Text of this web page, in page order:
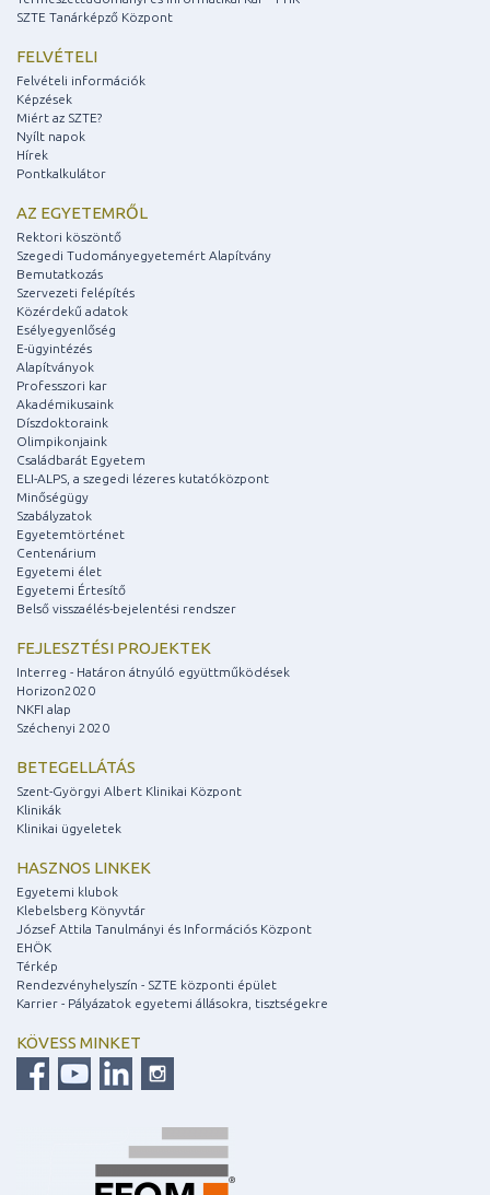
SZTE Tanárképző Központ
FELVÉTELI
Felvételi információk
Képzések
Miért az SZTE?
Nyílt napok
Hírek
Pontkalkulátor
AZ EGYETEMRŐL
Rektori köszöntő
Szegedi Tudományegyetemért Alapítvány
Bemutatkozás
Szervezeti felépítés
Közérdekű adatok
Esélyegyenlőség
E-ügyintézés
Alapítványok
Professzori kar
Akadémikusaink
Díszdoktoraink
Olimpikonjaink
Családbarát Egyetem
ELI-ALPS, a szegedi lézeres kutatóközpont
Minőségügy
Szabályzatok
Egyetemtörténet
Centenárium
Egyetemi élet
Egyetemi Értesítő
Belső visszaélés-bejelentési rendszer
FEJLESZTÉSI PROJEKTEK
Interreg - Határon átnyúló együttműködések
Horizon2020
NKFI alap
Széchenyi 2020
BETEGELLÁTÁS
Szent-Györgyi Albert Klinikai Központ
Klinikák
Klinikai ügyeletek
HASZNOS LINKEK
Egyetemi klubok
Klebelsberg Könyvtár
József Attila Tanulmányi és Információs Központ
EHÖK
Térkép
Rendezvényhelyszín - SZTE központi épület
Karrier - Pályázatok egyetemi állásokra, tisztségekre
KÖVESS MINKET